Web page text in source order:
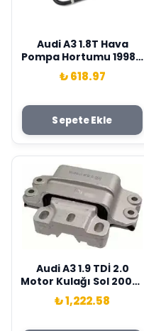
Audi A3 1.8T Hava
Pompa Hortumu 1998 -
Wisco Marka 8L0133817
₺ 618.97
Sepete Ekle
Audi A3 1.9 TDİ 2.0
Motor Kulağı Sol 2005-
Wisco Marka
1K0199555M
₺ 1,222.58